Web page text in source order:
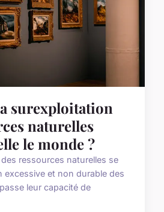
surexploitation
naturelles
le monde ?
ressources naturelles se
excessive et non durable des
leur capacité de